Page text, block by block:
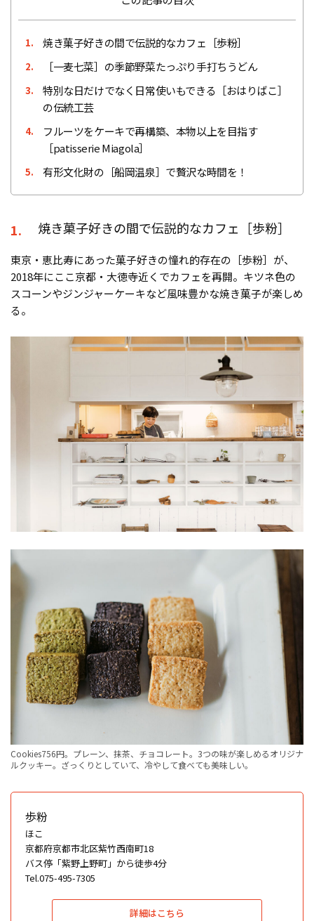
1. 焼き菓子好きの間で伝説的なカフェ［歩粉］
2. ［一麦七菜］の季節野菜たっぷり手打ちうどん
3.
特別な日だけでなく日常使いもできる［おはりばこ］
の伝統工芸
4.
フルーツをケーキで再構築、本物以上を目指す
［patisserie Miagola］
5. 有形文化財の［船岡温泉］で贅沢な時間を！
1. 焼き菓子好きの間で伝説的なカフェ［歩粉］
東京・恵比寿にあった菓子好きの憧れ的存在の［歩粉］が、
2018年にここ京都・大徳寺近くでカフェを再開。キツネ色の
スコーンやジンジャーケーキなど風味豊かな焼き菓子が楽しめ
る。
Cookies756円。プレーン、抹茶、チョコレート。3つの味が楽しめるオリジナ
ルクッキー。ざっくりとしていて、冷やして食べても美味しい。
歩粉
ほこ
京都府京都市北区紫竹西南町18
バス停「紫野上野町」から徒歩4分
Tel.075-495-7305
詳細はこちら